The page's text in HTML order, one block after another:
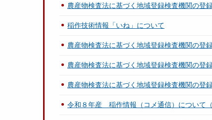
農産物検査法に基づく地域登録検査機関の登
稲作技術情報「いね」について
農産物検査法に基づく地域登録検査機関の登
農産物検査法に基づく地域登録検査機関の登
農産物検査法に基づく地域登録検査機関の登
令和８年産 稲作情報（コメ通信）について（